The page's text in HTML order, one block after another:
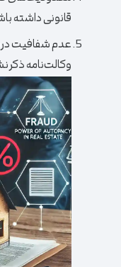
قانونی داشته
عدم شفافیت در
وکالت‌نامه ذکر